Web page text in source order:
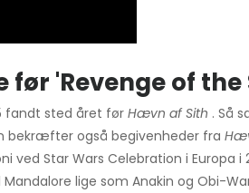
'Revenge of
fandt sted året før Hævn af Sith . Så
bekræfter også begivenheder fra
ved Star Wars Celebration i Europa i
Mandalore lige som Anakin og Obi-